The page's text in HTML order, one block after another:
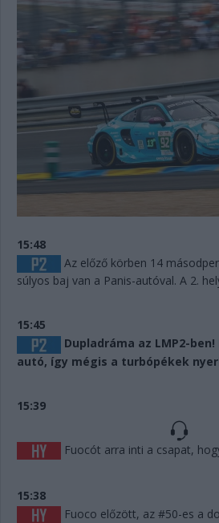
15:48
Az előző körben 14
súlyos baj van a Panis-autóval. A 2.
15:45
Dupladráma az LMP2-
autó, így mégis a turbópékek
15:39
Fuocót arra inti a csapat,
15:38
Fuoco előzött, az #50-es a